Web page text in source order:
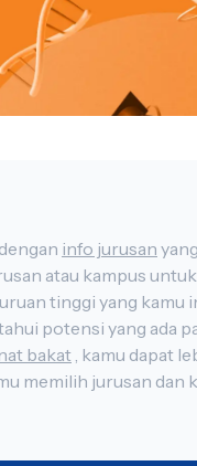
kampus di Indonesia, lengkap dengan info jurusan
bakat